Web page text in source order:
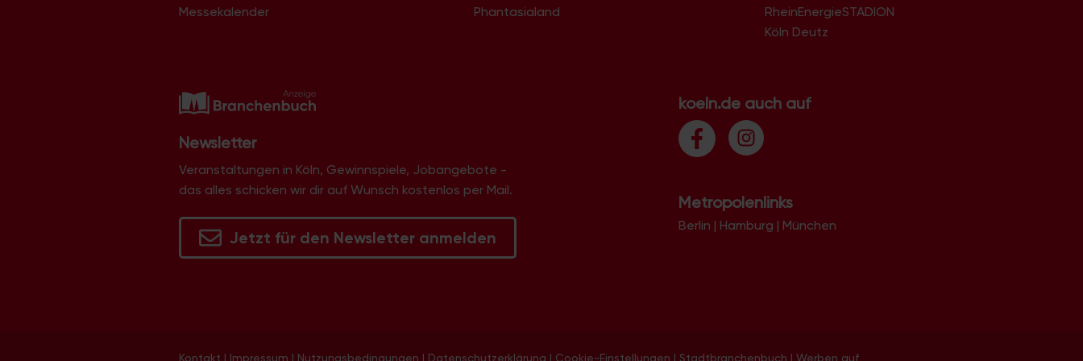
Messekalender
Phantasialand
RheinEnergieSTADION
Köln Deutz
Newsletter
Veranstaltungen in Köln, Gewinnspiele, Jobangebote -
das alles schicken wir dir auf Wunsch kostenlos per Mail.
Jetzt für den Newsletter anmelden
koeln.de auch auf
Metropolenlinks
Berlin | Hamburg | München
Kontakt | Impressum | Nutzungsbedingungen | Datenschutzerklärung | Cookie-Einstellungen | Stadtbranchenbuch | Werben auf